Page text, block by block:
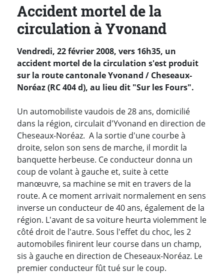
Accident mortel de la
circulation à Yvonand
Vendredi, 22 février 2008, vers 16h35, un
accident mortel de la circulation s'est produit
sur la route cantonale Yvonand / Cheseaux-
Noréaz (RC 404 d), au lieu dit "Sur les Fours".
Un automobiliste vaudois de 28 ans, domicilié
dans la région, circulait d'Yvonand en direction de
Cheseaux-Noréaz. A la sortie d'une courbe à
droite, selon son sens de marche, il mordit la
banquette herbeuse. Ce conducteur donna un
coup de volant à gauche et, suite à cette
manœuvre, sa machine se mit en travers de la
route. A ce moment arrivait normalement en sens
inverse un conducteur de 40 ans, également de la
région. L'avant de sa voiture heurta violemment le
côté droit de l'autre. Sous l'effet du choc, les 2
automobiles finirent leur course dans un champ,
sis à gauche en direction de Cheseaux-Noréaz. Le
premier conducteur fût tué sur le coup.